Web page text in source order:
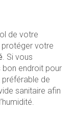
de votre
votre
. Si vous
bon endroit pour
préférable de
sanitaire afin